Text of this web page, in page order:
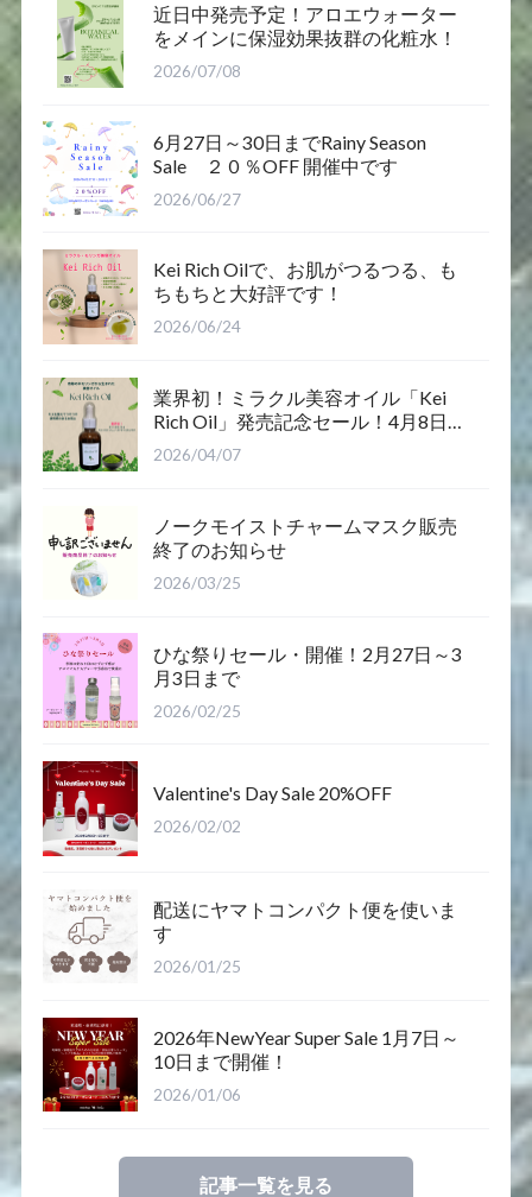
近日中発売予定！アロエウォーター
をメインに保湿効果抜群の化粧水！
2026/07/08
6月27日～30日までRainy Season
Sale ２０％OFF 開催中です
2026/06/27
Kei Rich Oilで、お肌がつるつる、も
ちもちと大好評です！
2026/06/24
業界初！ミラクル美容オイル「Kei
Rich Oil」発売記念セール！4月8日12
時～12日まで
2026/04/07
ノークモイストチャームマスク販売
終了のお知らせ
2026/03/25
ひな祭りセール・開催！2月27日～3
月3日まで
2026/02/25
Valentine's Day Sale 20%OFF
2026/02/02
配送にヤマトコンパクト便を使いま
す
2026/01/25
2026年NewYear Super Sale 1月7日～
10日まで開催！
2026/01/06
記事一覧を見る